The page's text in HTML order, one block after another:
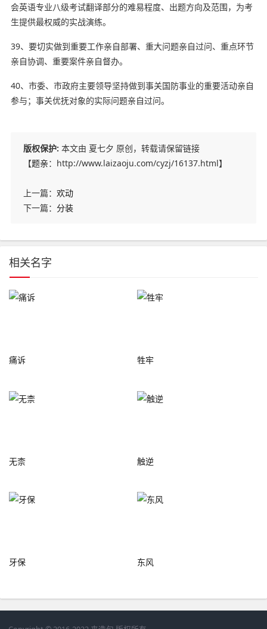
会英语专业八级考试翻译部分的难易程度、出题方向及范围，为考
生提供最权威的实战演练。
39、要切实做到重要工作亲自部署、重大问题亲自过问、重点环节
亲自协调、重要案件亲自督办。
40、市委、市政府主要领导坚持做到事关国防事业的重要活动亲自
参与；事关优抚对象的实际问题亲自过问。
版权保护: 本文由 夏七夕 原创，转载请保留链接
【题亲：http://www.laizaoju.com/cyzj/16137.html】
上一篇： 欢动
下一篇： 分装
相关名字
痛诉 牲牢
无柰 触逆
牙保 东风